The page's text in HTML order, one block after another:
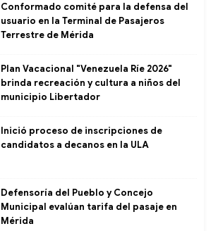
Conformado comité para la defensa del
usuario en la Terminal de Pasajeros
Terrestre de Mérida
Plan Vacacional "Venezuela Ríe 2026"
brinda recreación y cultura a niños del
municipio Libertador
Inició proceso de inscripciones de
candidatos a decanos en la ULA
Defensoría del Pueblo y Concejo
Municipal evalúan tarifa del pasaje en
Mérida